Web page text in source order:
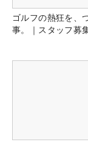
ゴルフの熱狂を、
事。｜スタッフ募